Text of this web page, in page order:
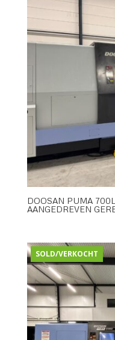
DOOSAN PUMA
AANGEDREVEN
SOLD/VERKOCHT